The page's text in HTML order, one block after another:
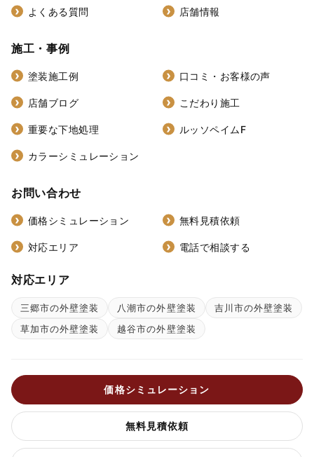
よくある質問 店舗情報
施工・事例
塗装施工例 口コミ・お客様の声
店舗ブログ こだわり施工
重要な下地処理 ルッソペイムF
カラーシミュレーション
お問い合わせ
価格シミュレーション 無料見積依頼
対応エリア 電話で相談する
対応エリア
三郷市の外壁塗装 八潮市の外壁塗装
吉川市の外壁塗装
草加市の外壁塗装
越谷市の外壁塗装
価格シミュレーション
無料見積依頼